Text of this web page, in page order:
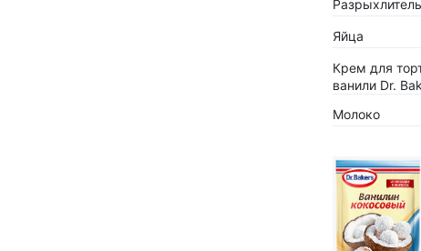
Яйца
Крем для
ванили Dr.
Молоко
заиграть
Новинка